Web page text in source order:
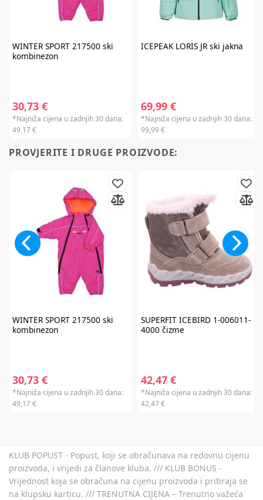
WINTER SPORT217500 ski
kombinezon
30,73 €
*Najniža cijena u zadnjih 30 dana:
49,17 €
ICEPEAKLORIS JR ski jakna
69,99 €
*Najniža cijena u zadnjih 30 dana:
99,99 €
PROVJERITE I DRUGE PROIZVODE:
WINTER SPORT217500 ski
kombinezon
30,73 €
*Najniža cijena u zadnjih 30 dana:
49,17 €
SUPERFIT ICEBIRD 1-006011-
4000 čizme
42,47 €
*Najniža cijena u zadnjih 30 dana:
42,47 €
KLUB POPUST - Popust, koji se obračunava na redovnu cijenu
proizvoda, i vrijedi za članove kluba. /// KLUB BONUS -
Vrijednost koja se obračuna na cijenu proizvoda i pribraja se
na klupsku karticu. /// TRENUTNA CIJENA – Trenutno važeća